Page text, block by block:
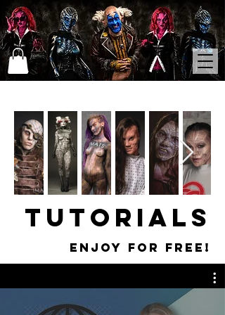
TUTORIALS
Enjoy for free!